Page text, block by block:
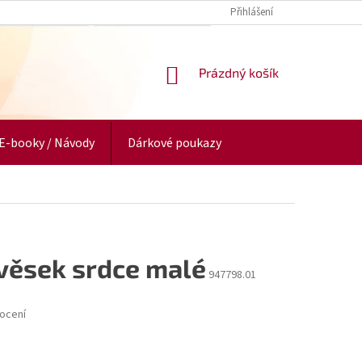
Přihlášení
NÁKUPNÍ
Prázdný košík
E-booky / Návody Dárkové poukazy
srdce malé 947798.01